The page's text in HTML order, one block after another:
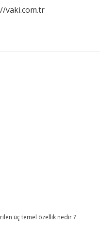
vaki.com.tr
üç temel özellik nedir ?